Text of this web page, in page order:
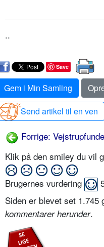
..
Save
Gem i Min Samling
Send artikel til en ven
Forrige:
Klik på den smiley du vil
Brugernes vurdering
Siden er blevet set 1.745
kommentarer herunder.